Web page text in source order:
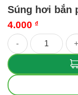
Súng hơi bắn
4.000 ₫
Súng hơi bắn pháo